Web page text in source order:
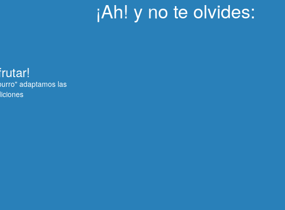
¡Ah! y no te olvides:
adaptamos las